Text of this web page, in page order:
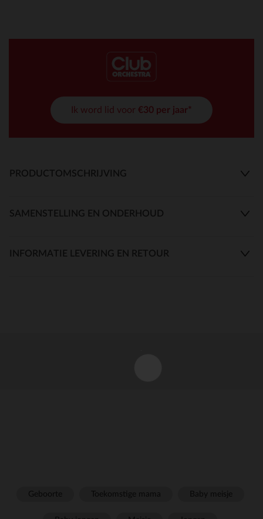
Ik word lid voor €30 per jaar*
PRODUCTOMSCHRIJVING
SAMENSTELLING EN ONDERHOUD
INFORMATIE LEVERING EN RETOUR